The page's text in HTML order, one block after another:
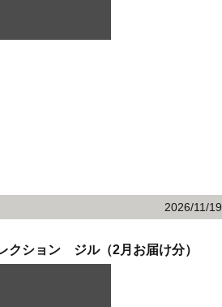
2026/11/19
クション ジル（2月お届け分）